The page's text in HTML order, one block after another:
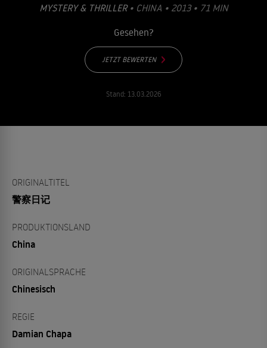
MYSTERY & THRILLER• CHINA • 2013 • 71 MIN
Gesehen?
JETZT BEWERTEN
Stand: 13.03.2026
ORIGINALTITEL
警察日记
PRODUKTIONSLAND
China
ORIGINALSPRACHE
Chinesisch
REGIE
Damian Chapa